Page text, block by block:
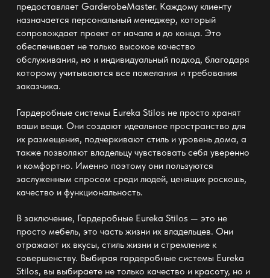
предоставляет GarderobeMaster. Каждому клиенту
назначается персональный менеджер, который
сопровождает проект от начала и до конца. Это
обеспечивает не только высокое качество
обслуживания, но и индивидуальный подход, благодаря
которому учитываются все пожелания и требования
заказчика.
Гардеробные системы Eureka Stilos не просто хранят
ваши вещи. Они создают идеальное пространство для
их размещения, подчеркивают стиль и уровень дома, а
также позволяют владельцу чувствовать себя уверенно
и комфортно. Именно поэтому они пользуются
заслуженным спросом среди людей, ценящих роскошь,
качество и функциональность.
В заключение, Гардеробные Eureka Stilos — это не
просто мебель, это часть жизни их владельцев. Они
отражают их вкусы, стиль жизни и стремление к
совершенству. Выбирая гардеробные системы Eureka
Stilos, вы выбираете не только качество и красоту, но и